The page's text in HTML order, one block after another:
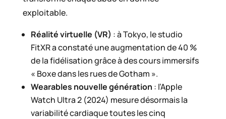
exploitable.
Réalité virtuelle (VR) : à Tokyo, le studio
FitXR a constaté une augmentation de 40 %
de la fidélisation grâce à des cours immersifs
« Boxe dans les rues de Gotham ».
Wearables nouvelle génération : l’Apple
Watch Ultra 2 (2024) mesure désormais la
variabilité cardiaque toutes les cinq